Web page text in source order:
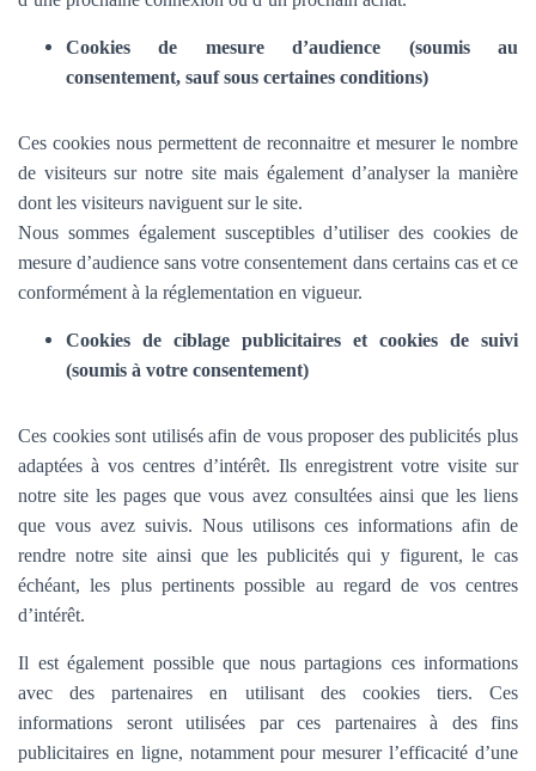
Cookies de mesure d’audience (soumis au
consentement, sauf sous certaines conditions)
Ces cookies nous permettent de reconnaitre et mesurer le nombre
de visiteurs sur notre site mais également d’analyser la manière
dont les visiteurs naviguent sur le site.
Nous sommes également susceptibles d’utiliser des cookies de
mesure d’audience sans votre consentement dans certains cas et ce
conformément à la réglementation en vigueur.
Cookies de ciblage publicitaires et cookies de suivi
(soumis à votre consentement)
Ces cookies sont utilisés afin de vous proposer des publicités plus
adaptées à vos centres d’intérêt. Ils enregistrent votre visite sur
notre site les pages que vous avez consultées ainsi que les liens
que vous avez suivis. Nous utilisons ces informations afin de
rendre notre site ainsi que les publicités qui y figurent, le cas
échéant, les plus pertinents possible au regard de vos centres
d’intérêt.
Il est également possible que nous partagions ces informations
avec des partenaires en utilisant des cookies tiers. Ces
informations seront utilisées par ces partenaires à des fins
publicitaires en ligne, notamment pour mesurer l’efficacité d’une